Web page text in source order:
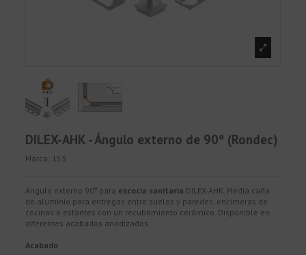
DILEX-AHK - Ángulo externo de 90º (Rondec)
Marca: 153
Ángulo externo 90º para escocia sanitaria DILEX-AHK. Media caña
de aluminio para entregas entre suelos y paredes, encimeras de
cocinas o estantes con un recubrimiento cerámico. Disponible en
diferentes acabados anodizados.
Acabado